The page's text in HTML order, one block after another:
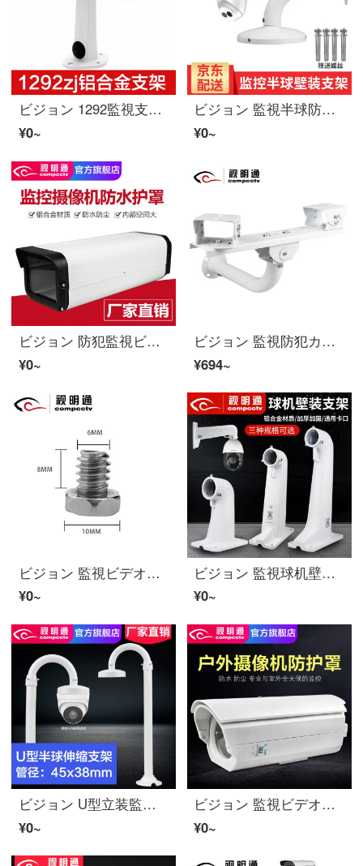
ビジョン 1292監視支架防犯カメラ加厚铝合金支架白色鸭嘴海康DAHUAユニバーサル室外壁装
¥0~
ビジョン 監視半球防犯カメラ吊装支架铝合金室内外 海康DAHUAビデオカメラ壁装架子加厚加粗 L型壁装支架30cm
¥0~
ビジョン 防犯監視ビデオカメラボルトアクション防犯カメラ室外アウトドア防水防雨防尘防护罩铝合金 10
¥0~
ビジョン 監視防犯カメラ横条支架吊装壁装立装室外双枪ビデオカメラ支架加长围墙立装双头支架双头贴片 一拖二横杆支架+L型支架+两个中号万向节 60cm
¥694~
ビジョン 監視ビデオカメラ固定螺丝固定螺丝 防犯カメラ螺丝6mm 英制螺丝6*8mm（数量20颗）【镀锌铁材质】
¥0~
ビジョン 監視球机壁装支架防犯カメラ海康高速球雲台ビデオカメラ 1602ZJ球机支架
¥0~
ビジョン U型立装監視半球防犯カメラ伸缩支架铝合金海康DAHUA三星ユニバーサル半球支架 伸缩范围60-120cm
¥0~
ビジョン 監視ビデオカメラ护罩防犯カメラ防护罩海康DAHUAボルトアクション室内外防水防尘
¥0~